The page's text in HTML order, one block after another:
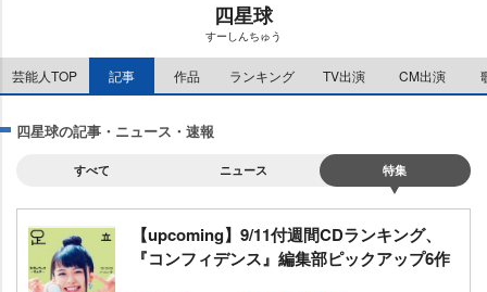
e
四星球
すーしんちゅう
芸能人TOP 記事 作品 ランキング TV出演 CM出演
四星球の記事・ニュース・速報
すべて ニュース 特集
【upcoming】9/11付週間CDランキング、
『コンフィデンス』編集部ピックアップ6作